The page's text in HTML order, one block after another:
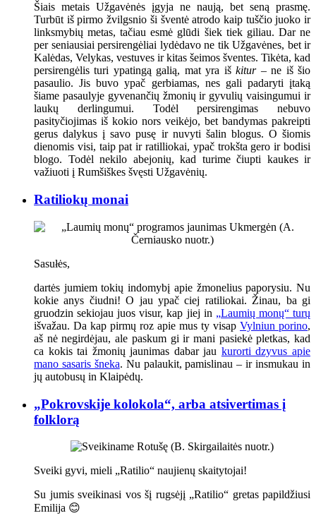
Šiais metais Užgavėnės įgyja ne naują, bet seną prasmę.
Turbūt iš pirmo žvilgsnio ši šventė atrodo kaip tuščio juoko ir
linksmybių metas, tačiau esmė glūdi šiek tiek giliau. Dar ne
per seniausiai persirengėliai lydėdavo ne tik Užgavėnes, bet ir
Kalėdas, Velykas, vestuves ir kitas šeimos šventes. Tikėta, kad
persirengėlis turi ypatingą galią, mat yra iškitur– ne iš šio
pasaulio. Jis buvo ypač gerbiamas, nes gali padaryti įtaką
šiame pasaulyje gyvenančių žmonių ir gyvulių vaisingumui ir
laukų derlingumui. Todėl persirengimas nebuvo
pasityčiojimas iš kokio nors veikėjo, bet bandymas pakreipti
gerus dalykus į savo pusę ir nuvyti šalin blogus. O šiomis
dienomis visi, taip pat ir ratilliokai, ypač trokšta gero ir bodisi
blogo. Todėl nekilo abejonių, kad turime čiupti kaukes ir
važiuoti į Rumšiškes švęsti Užgavėnių.
Ratiliokų monai
Sasułės,
dartės jumiem tokių indomybį apie žmonelius paporysiu. Nu
kokie anys čiudni! O jau ypač ciej ratiliokai. Žinau, ba gi
gruodzin sekiojau juos visur, kap jiej in „Laumių monų“ turų
išvažau. Da kap pirmų roz apie mus ty visap Vylniun porino,
aš nė negirdėjau, ale paskum gi ir mani pasiekė pletkas, kad
ca kokis tai žmonių jaunimas dabar jau kurorti dzyvus apie
mano sasaris šneka. Nu palaukit, pamislinau – ir insmukau in
jų autobusų in Klaipėdų.
„Pokrovskije kolokola“, arba atsivertimas į
folklorą
Sveiki gyvi, mieli „Ratilio“ naujienų skaitytojai!
Su jumis sveikinasi vos šį rugsėjį „Ratilio“ gretas papildžiusi
Emilija 😊